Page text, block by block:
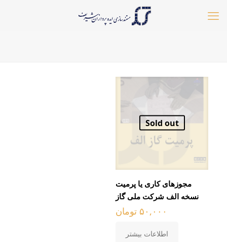
Sold out
مجوزهای کاری یا پرمیت
نسخه الف شرکت ملی گاز
۵۰,۰۰۰ تومان
اطلاعات بیشتر